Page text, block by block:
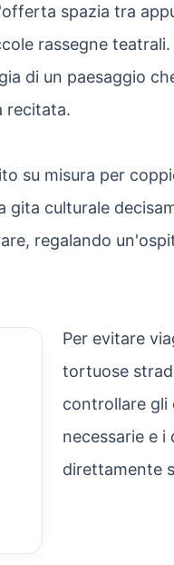
spazia tra
rassegne
di un paesaggio
recitata.
su misura per
gita culturale
regalando
Per evitare
tortuose
controllare gli
necessarie e
direttamente